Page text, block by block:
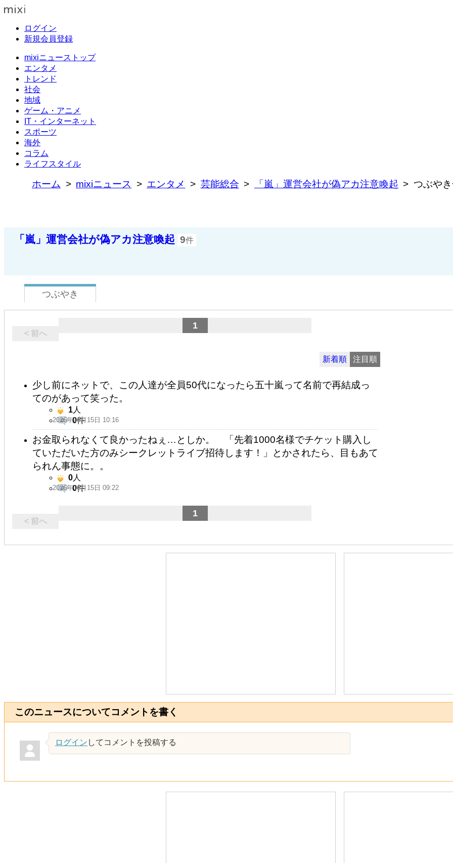
ログイン
新規会員登録
mixiニューストップ
エンタメ
トレンド
社会
地域
ゲーム・アニメ
IT・インターネット
スポーツ
海外
コラム
ライフスタイル
ホーム mixiニュース エンタメ 芸能総合 「嵐」運営会社が偽アカ注意喚起 つぶや
「嵐」運営会社が偽アカ注意喚起 9件
つぶやき
< 前へ
1
新着順 注目順
少し前にネットで、この人達が全員50代になったら五十嵐って名前で再結成っ
てのがあって笑った。
2026年06月15日 10:16
1人
0件
お金取られなくて良かったねぇ…としか。 「先着1000名様でチケット購入し
ていただいた方のみシークレットライブ招待します！」とかされたら、目もあて
られん事態に。。
2026年06月15日 09:22
0人
0件
< 前へ
1
このニュースについてコメントを書く
ログイン してコメントを投稿する